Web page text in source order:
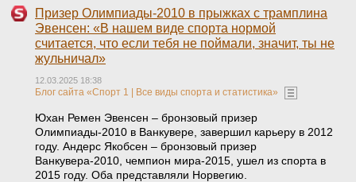
Призер Олимпиады-2010 в прыжках с трамплина
Эвенсен: «В нашем виде спорта нормой
считается, что если тебя не поймали, значит, ты не
жульничал»
12.03.2025 18:38
Блог сайта «Спорт 1 | Все виды спорта и статистика»
Юхан Ремен Эвенсен – бронзовый призер
Олимпиады-2010 в Ванкувере, завершил карьеру в 2012
году. Андерс Якобсен – бронзовый призер
Ванкувера-2010, чемпион мира-2015, ушел из спорта в
2015 году. Оба представляли Норвегию.